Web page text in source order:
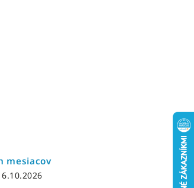
mesiacov
6.10.2026